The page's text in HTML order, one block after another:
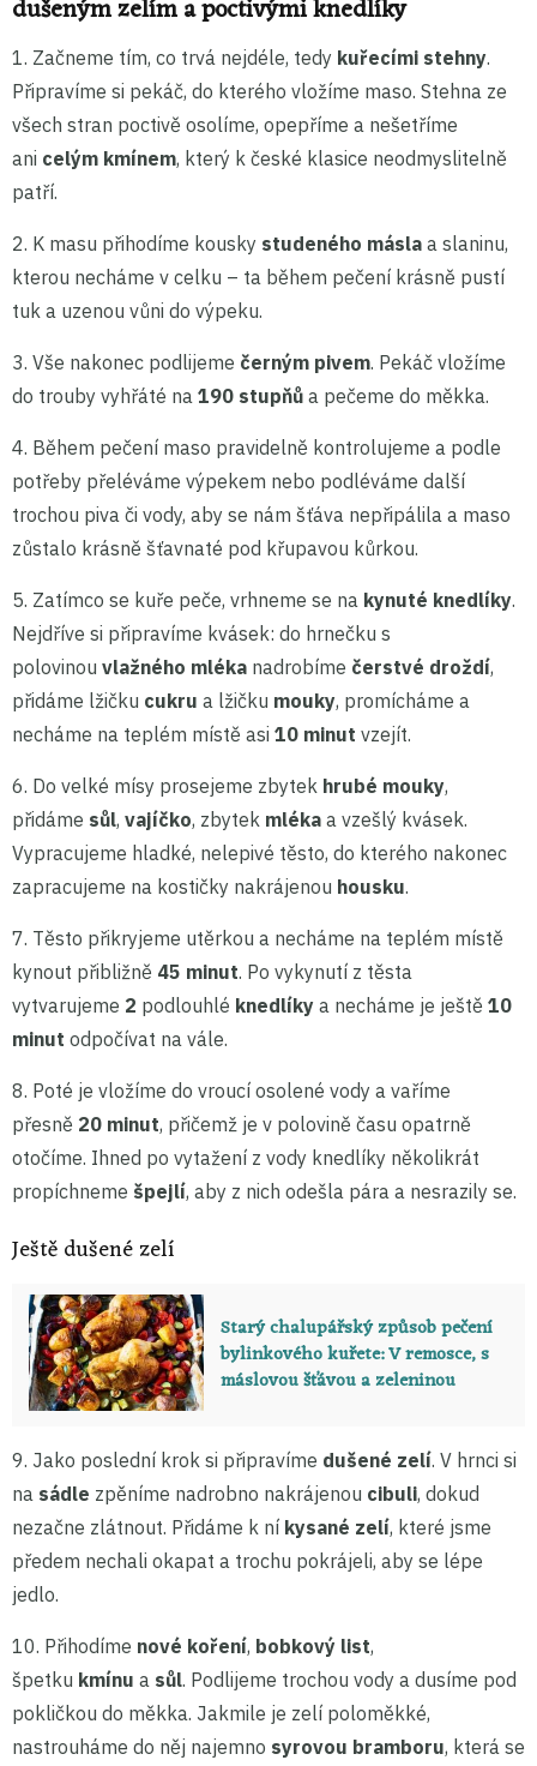
dušeným zelím a poctivými knedlíky
1. Začneme tím, co trvá nejdéle, tedy kuřecími stehny.
Připravíme si pekáč, do kterého vložíme maso. Stehna ze
všech stran poctivě osolíme, opepříme a nešetříme
ani celým kmínem, který k české klasice neodmyslitelně
patří.
2. K masu přihodíme kousky studeného másla a slaninu,
kterou necháme v celku – ta během pečení krásně pustí
tuk a uzenou vůni do výpeku.
3. Vše nakonec podlijeme černým pivem. Pekáč vložíme
do trouby vyhřáté na 190 stupňů a pečeme do měkka.
4. Během pečení maso pravidelně kontrolujeme a podle
potřeby přeléváme výpekem nebo podléváme další
trochou piva či vody, aby se nám šťáva nepřipálila a maso
zůstalo krásně šťavnaté pod křupavou kůrkou.
5. Zatímco se kuře peče, vrhneme se na kynuté knedlíky.
Nejdříve si připravíme kvásek: do hrnečku s
polovinou vlažného mléka nadrobíme čerstvé droždí,
přidáme lžičku cukru a lžičku mouky, promícháme a
necháme na teplém místě asi 10 minut vzejít.
6. Do velké mísy prosejeme zbytek hrubé mouky,
přidáme sůl, vajíčko, zbytek mléka a vzešlý kvásek.
Vypracujeme hladké, nelepivé těsto, do kterého nakonec
zapracujeme na kostičky nakrájenou housku.
7. Těsto přikryjeme utěrkou a necháme na teplém místě
kynout přibližně 45 minut. Po vykynutí z těsta
vytvarujeme 2 podlouhlé knedlíky a necháme je ještě 10
minut odpočívat na vále.
8. Poté je vložíme do vroucí osolené vody a vaříme
přesně 20 minut, přičemž je v polovině času opatrně
otočíme. Ihned po vytažení z vody knedlíky několikrát
propíchneme špejlí, aby z nich odešla pára a nesrazily se.
Ještě dušené zelí
Starý chalupářský způsob pečení
bylinkového kuřete: V remosce, s
máslovou šťávou a zeleninou
9. Jako poslední krok si připravíme dušené zelí. V hrnci si
na sádle zpěníme nadrobno nakrájenou cibuli, dokud
nezačne zlátnout. Přidáme k ní kysané zelí, které jsme
předem nechali okapat a trochu pokrájeli, aby se lépe
jedlo.
10. Přihodíme nové koření, bobkový list,
špetku kmínu a sůl. Podlijeme trochou vody a dusíme pod
pokličkou do měkka. Jakmile je zelí poloměkké,
nastrouháme do něj najemno syrovou bramboru, která se